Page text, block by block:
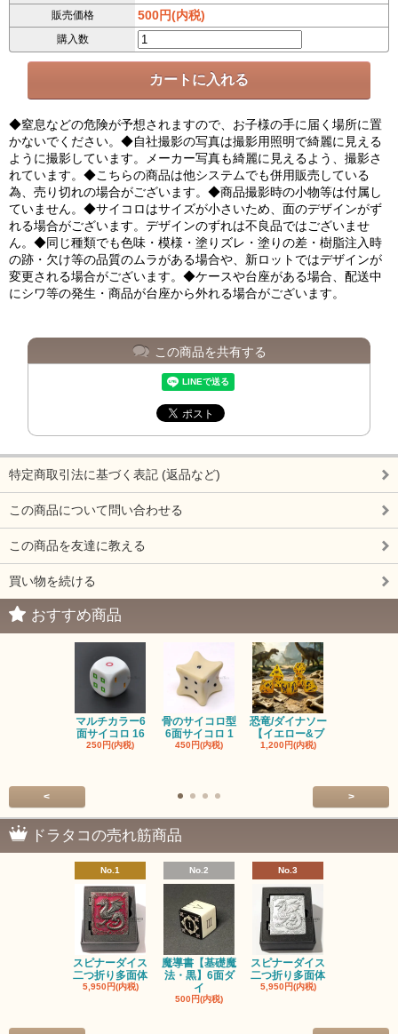
販売価格 500円(内税)
購入数
◆窒息などの危険が予想されますので、お子様の手に届く場所に置
かないでください。◆自社撮影の写真は撮影用照明で綺麗に見える
ように撮影しています。メーカー写真も綺麗に見えるよう、撮影さ
れています。◆こちらの商品は他システムでも併用販売している
為、売り切れの場合がございます。◆商品撮影時の小物等は付属し
ていません。◆サイコロはサイズが小さいため、面のデザインがず
れる場合がございます。デザインのずれは不良品ではございませ
ん。◆同じ種類でも色味・模様・塗りズレ・塗りの差・樹脂注入時
の跡・欠け等の品質のムラがある場合や、新ロットではデザインが
変更される場合がございます。◆ケースや台座がある場合、配送中
にシワ等の発生・商品が台座から外れる場合がございます。
この商品を共有する
特定商取引法に基づく表記 (返品など)
この商品について問い合わせる
この商品を友達に教える
買い物を続ける
おすすめ商品
マルチカラー6
面サイコロ 16
250円(内税)
骨のサイコロ型
6面サイコロ 1
450円(内税)
恐竜/ダイナソー
【イエロー&ブ
1,200円(内税)
< >
ドラタコの売れ筋商品
No.1
スピナーダイス
二つ折り多面体
5,950円(内税)
No.2
魔導書【基礎魔
法・黒】6面ダ
イ
500円(内税)
No.3
スピナーダイス
二つ折り多面体
5,950円(内税)